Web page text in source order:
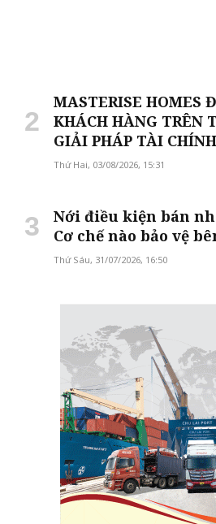
MASTERISE HOMES
KHÁCH HÀNG TRÊN
GIẢI PHÁP TÀI
Thứ Hai, 03/08/2026, 15:31
Nới điều kiện bán
Cơ chế nào bảo vệ
Thứ Sáu, 31/07/2026, 16:50